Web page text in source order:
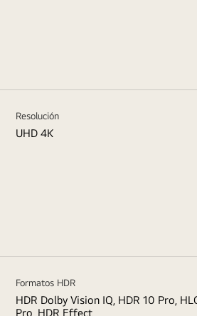
Resolución
UHD 4K
Formatos HDR
HDR Dolby Vision IQ, HDR 10 Pro,
Pro, HDR Effect